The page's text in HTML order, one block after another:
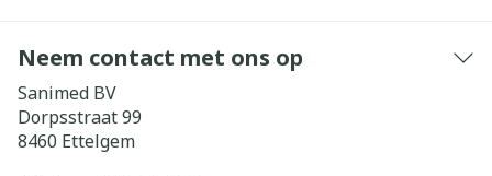
Neem contact met ons op
Sanimed BV
Dorpsstraat 99
8460 Ettelgem